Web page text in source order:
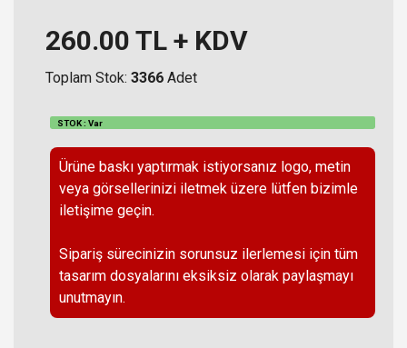
260.00 TL + KDV
Toplam Stok: 3366 Adet
STOK : Var
Ürüne baskı yaptırmak istiyorsanız logo, metin
veya görsellerinizi iletmek üzere lütfen bizimle
iletişime geçin.
Sipariş sürecinizin sorunsuz ilerlemesi için tüm
tasarım dosyalarını eksiksiz olarak paylaşmayı
unutmayın.